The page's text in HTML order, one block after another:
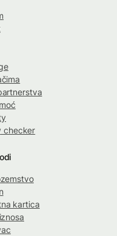
checker
kartica